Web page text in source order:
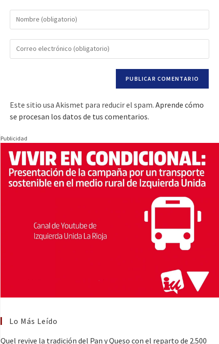
Este sitio usa Akismet para reducir el spam. Aprende cómo
se procesan los datos de tus comentarios.
Publicidad
Lo Más Leído
Quel revive la tradición del Pan y Queso con el reparto de 2.500